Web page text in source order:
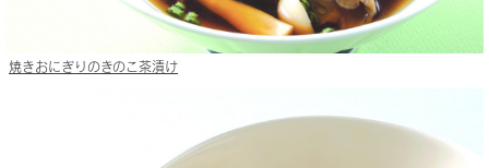
焼きおにぎりのきのこ茶漬け